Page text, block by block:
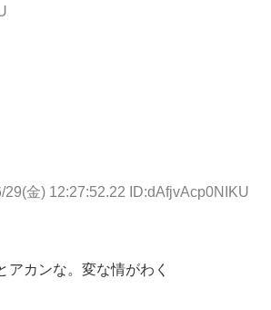
29(金) 12:27:52.22 ID:dAfjvAcp0NIKU
アカンな。変な情がわく